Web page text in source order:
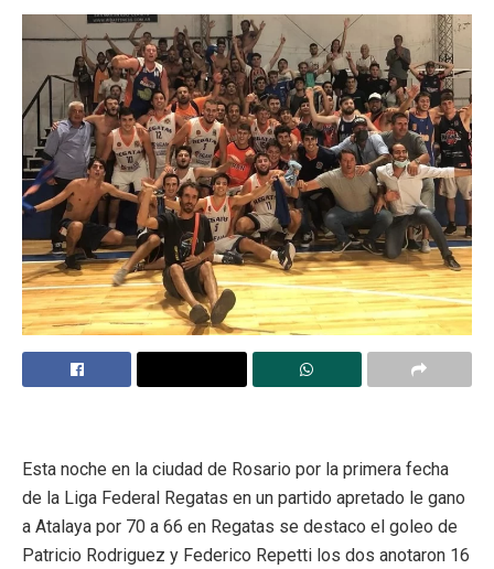
Esta noche en la ciudad de Rosario por la primera fecha
de la Liga Federal Regatas en un partido apretado le gano
a Atalaya por 70 a 66 en Regatas se destaco el goleo de
Patricio Rodriguez y Federico Repetti los dos anotaron 16